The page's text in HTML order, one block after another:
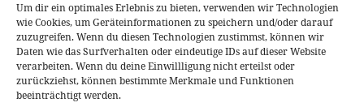
Um dir ein optimales Erlebnis zu bieten, verwenden wir Technologien
wie Cookies, um Geräteinformationen zu speichern und/oder darauf
zuzugreifen. Wenn du diesen Technologien zustimmst, können wir
Daten wie das Surfverhalten oder eindeutige IDs auf dieser Website
verarbeiten. Wenn du deine Einwillligung nicht erteilst oder
zurückziehst, können bestimmte Merkmale und Funktionen
beeinträchtigt werden.
Der benötigte CP210x Treiber kann von der Silicon Labs Seite
heruntergeladen werden
Nach der erfolgreichen Installation des Treibers